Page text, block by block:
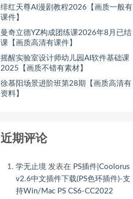
绯红天尊AI漫剧教程2026【画质一般有
课件】
曼奇立德YZ构成团练课2026年8月已结
课【画质高清有课件】
摇醒实验室设计师幼儿园AI软件基础课
2025【画质不错有素材】
徐慕阳场景进阶班第28期【画质高清有
资料】
近期评论
学无止境 发表在 PS插件|Coolorus
v2.6中文插件下载(PS色环插件)-支
持Win/Mac PS CS6-CC2022